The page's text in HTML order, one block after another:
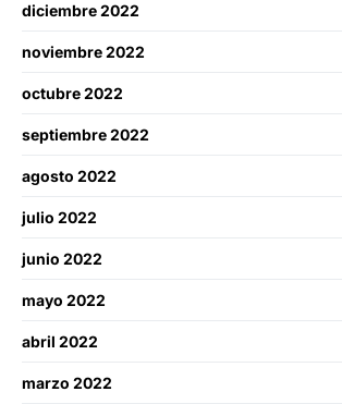
diciembre 2022
noviembre 2022
octubre 2022
septiembre 2022
agosto 2022
julio 2022
junio 2022
mayo 2022
abril 2022
marzo 2022